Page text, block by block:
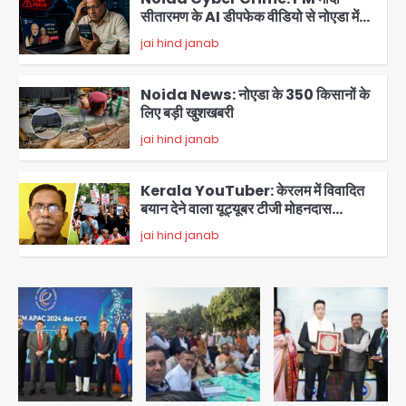
3
सीतारमण के AI डीपफेक वीडियो से नोएडा में
बुजुर्ग से 70 लाख की ठगी
jai hind janab
4
Noida News: नोएडा के 350 किसानों के
लिए बड़ी खुशखबरी
jai hind janab
5
Kerala YouTuber: केरलम में विवादित
बयान देने वाला यूट्यूबर टीजी मोहनदास
गिरफ्तार, डिजिटल डिवाइस जब्त; जंतर-मंतर
प्रदर्शनकारियों पर की थी आपत्तिजनक टिप्पणी
jai hind janab
1
JP Greens Cosmos Society:
सुविधाओं के लिए संघर्ष कर रहे निवासी, गिरता
प्लास्टर और कमजोर सुरक्षा बनी बड़ी चुनौती
Avinash Kumar
Greater Noida: बाइक सवार को बचाते
समय निर्माणाधीन नाले में गिरी कार, ड्राइवर